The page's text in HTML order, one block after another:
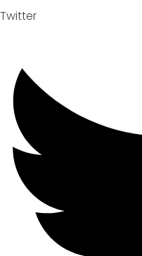
Twitter